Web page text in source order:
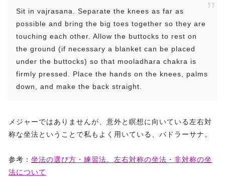
Sit in vajrasana. Separate the knees as far as
possible and bring the big toes together so they are
touching each other. Allow the buttocks to rest on
the ground (if necessary a blanket can be placed
under the buttocks) so that mooladhara chakra is
firmly pressed. Place the hands on the knees, palms
down, and make the back straight.
メジャーではありませんが、意外と瞑想に向いている左右対
称な坐法ということで私もよく用いている、バドラーサナ。
参考： 坐法の選び方・練習法、左右対称の坐法・非対称の坐
法について